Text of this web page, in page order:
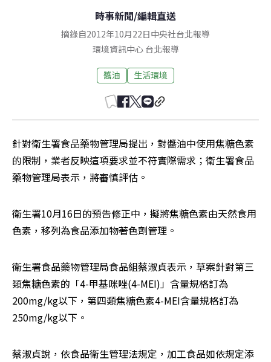
時事新聞/編輯直送
摘錄自2012年10月22日中央社台北報導
環境資訊中心 台北報導
醬油 生活環境
針對衛生署食品藥物管理局提出，對醬油中使用焦糖色素
的限制，業者反映這項要求並不符實際需求；衛生署食品
藥物管理局表示，將審慎評估。
衛生署10月16日的預告修正中，擬將焦糖色素由天然食用
色素，移列為食品添加物著色劑管理。
衛生署食品藥物管理局食品組蔡淑貞表示，草案針對第三
類焦糖色素的「4-甲基咪唑(4-MEI)」含量規格訂為
200mg/kg以下，第四類焦糖色素4-MEI含量規格訂為
250mg/kg以下。
蔡淑貞說，依食品衛生管理法規定，加工食品如依規定添